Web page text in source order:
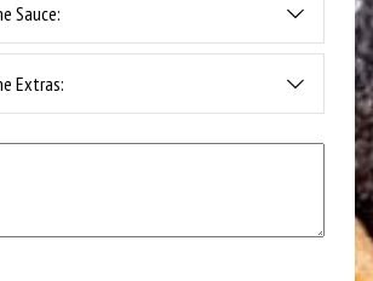
Sauce:
Extras: